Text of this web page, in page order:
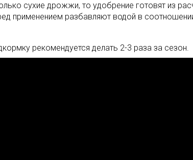
сухие дрожжи, то удобрение готовят из
применением разбавляют водой в
рекомендуется делать 2-3 раза за сезон.